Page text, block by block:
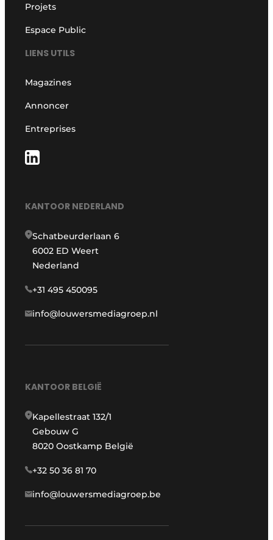
Projets
Espace Public
LIENS UTILS
Magazines
Annoncer
Entreprises
KANTOOR NEDERLAND
Schatbeurderlaan 6
6002 ED Weert
Nederland
+31 495 450095
info@louwersmediagroep.nl
KANTOOR BELGIË
Kapellestraat 132/1
Gebouw G
8020 Oostkamp België
+32 50 36 81 70
info@louwersmediagroep.be